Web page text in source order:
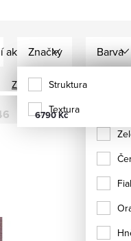
6790Kč
akceZnačky
Arte
Barva
Struktura
Textura
Zobrazit všechny filtry